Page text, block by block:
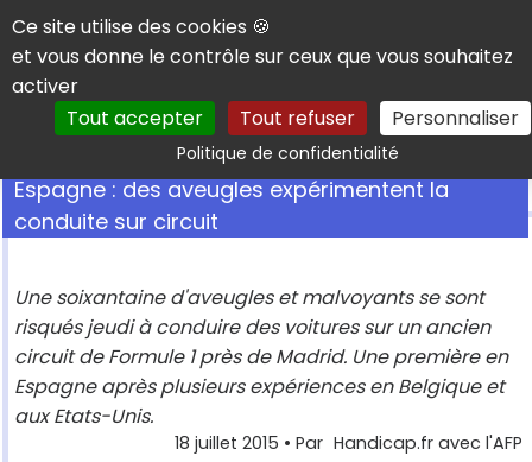
Panneau de gestion des cookies
Ce site utilise des cookies 🍪
et vous donne le contrôle sur ceux que vous souhaitez
activer
Tout accepter
Tout refuser Personnaliser
Politique de confidentialitéRechercher
Espagne : des aveugles expérimentent la
conduite sur circuit
Une soixantaine d'aveugles et malvoyants se sont
risqués jeudi à conduire des voitures sur un ancien
circuit de Formule 1 près de Madrid. Une première en
Espagne après plusieurs expériences en Belgique et
aux Etats-Unis.
18 juillet 2015 • Par Handicap.fr avec l'AFP